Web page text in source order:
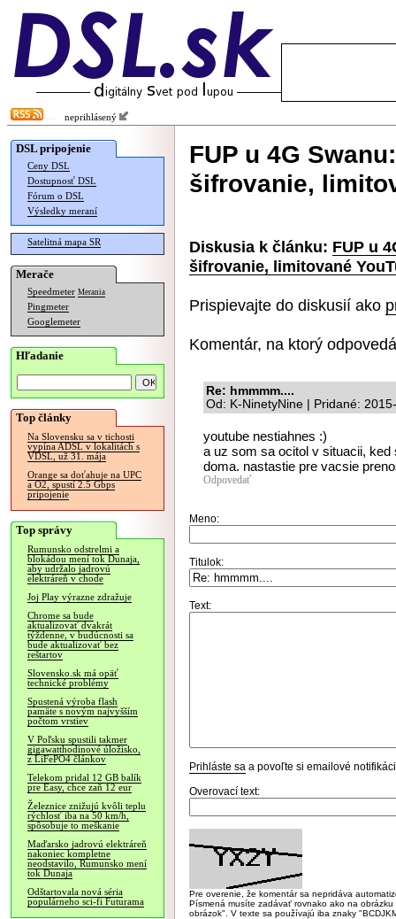
neprihlásený
DSL pripojenie
Ceny DSL
Dostupnosť DSL
Fórum o DSL
Výsledky meraní
Satelitná mapa SR
Merače
Speedmeter Merania
Pingmeter
Googlemeter
Hľadanie
Top články
Na Slovensku sa v tichosti
vypína ADSL v lokalitách s
VDSL, už 31. mája
Orange sa doťahuje na UPC
a O2, spustí 2.5 Gbps
pripojenie
Top správy
Rumunsko odstrelmi a
blokádou mení tok Dunaja,
aby udržalo jadrovú
elektráreň v chode
Joj Play výrazne zdražuje
Chrome sa bude
aktualizovať dvakrát
týždenne, v budúcnosti sa
bude aktualizovať bez
reštartov
Slovensko.sk má opäť
technické problémy
Spustená výroba flash
pamäte s novým najvyšším
počtom vrstiev
V Poľsku spustili takmer
gigawatthodinové úložisko,
z LiFePO4 článkov
Telekom pridal 12 GB balík
pre Easy, chce zaň 12 eur
Železnice znižujú kvôli teplu
rýchlosť iba na 50 km/h,
spôsobuje to meškanie
Maďarsko jadrovú elektráreň
nakoniec kompletne
neodstavilo, Rumunsko mení
tok Dunaja
Odštartovala nová séria
populárneho sci-fi Futurama
FUP u 4G
šifrovanie,
Diskusia k článku: FUP u
šifrovanie, limitované
Prispievajte do diskusií ako
Komentár, na ktorý
Re: hmmmm....
Od: K-NinetyNine | Pridané:
youtube nestiahnes :)
a uz som sa ocitol v situacii,
doma. nastastie pre vacsie
Odpovedať
Meno:
Titulok:
Text:
Prihláste sa a povoľte si emailové
Overovací text:
Pre overenie, že komentár sa nepridáva
Písmená musíte zadávať rovnako ako na
obrázok". V texte sa používajú iba znaky